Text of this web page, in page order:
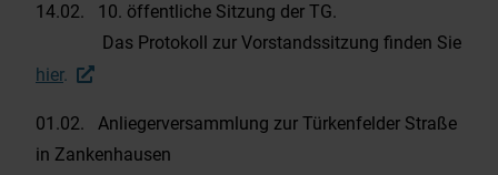
14.02. 10. öffentliche Sitzung der TG.
Das Protokoll zur Vorstandssitzung finden Sie
hier.
01.02. Anliegerversammlung zur Türkenfelder Straße
in Zankenhausen